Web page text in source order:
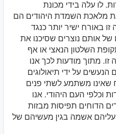
לו עלה בידי מכונת
מלאכת השמדת היהודים הם
באורח ישיר יותר כנגד
של אותם נוצרים שסיכנו את
השלטון הנאצי או אף
מתוך מודעות לכך אנו
על ידי תיאולוגים
שאינו משתמע לשתי פנים
וכלפי העם היהודי. אנו
הדוחים תפיסות מבזות
עליהם אשמה בגין מעשיהם של